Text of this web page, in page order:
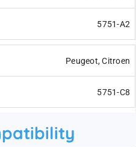
5751-A2
Peugeot, Citroen
5751-C8